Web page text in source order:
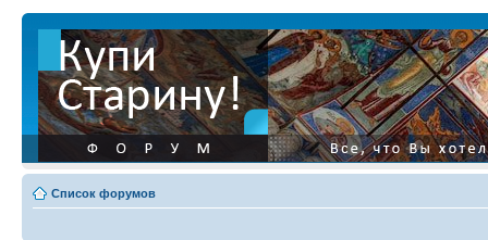
Список форумов